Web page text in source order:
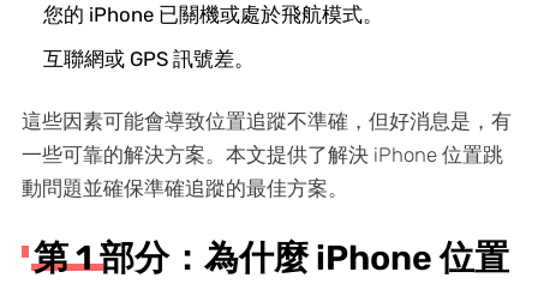
您的 iPhone 已關機或處於飛航模式。
互聯網或 GPS 訊號差。
這些因素可能會導致位置追蹤不準確，但好消息是，有
一些可靠的解決方案。本文提供了解決 iPhone 位置跳
動問題並確保準確追蹤的最佳方案。
第 1 部分：為什麼 iPhone 位置